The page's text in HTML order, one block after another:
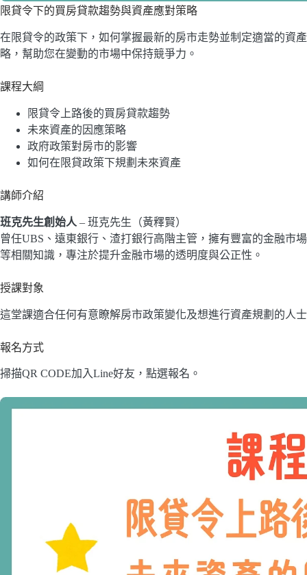
限貸令下的買房貸款趨勢與資產應對策略
在限貸令的政策下，如何掌握最新的房市走勢並制定適當的資
略，幫助您在變動的市場中保持競爭力。
課程大綱
限貸令上路後的買房貸款趨勢
未來資產的因應策略
政府政策對房市的影響
如何在限貸政策下規劃未來資產
講師介紹
班克先生創始人 – 班克先生（黃釋賢）
曾任UBS、遠東銀行、渣打銀行高階主管，擁有豐富的金融市
等相關知識，專注於提升金融市場的透明度與公正性。
授課對象
這堂課適合任何有意瞭解房市政策變化及想進行資產規劃的人
報名方式
掃描QR CODE加入Line好友，點選報名。